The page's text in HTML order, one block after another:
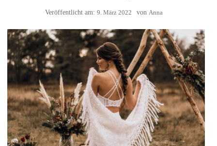
Veröffentlicht am: 9. März 2022 von Anna